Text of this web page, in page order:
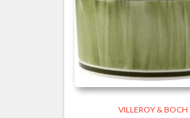
VILLEROY & BOCH